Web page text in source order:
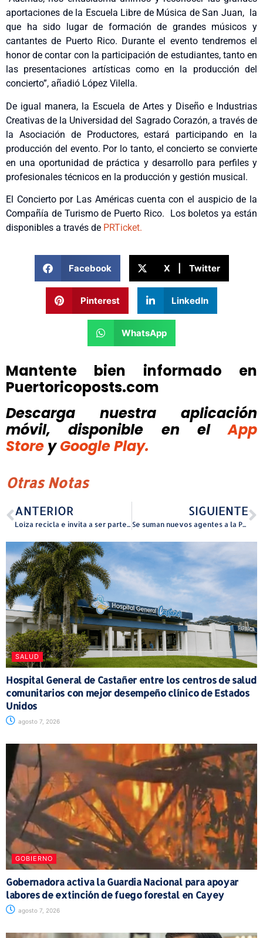
aportaciones de la Escuela Libre de Música de San Juan, la
que ha sido lugar de formación de grandes músicos y
cantantes de Puerto Rico. Durante el evento tendremos el
honor de contar con la participación de estudiantes, tanto en
las presentaciones artísticas como en la producción del
concierto”, añadió López Vilella.
De igual manera, la Escuela de Artes y Diseño e Industrias
Creativas de la Universidad del Sagrado Corazón, a través de
la Asociación de Productores, estará participando en la
producción del evento. Por lo tanto, el concierto se convierte
en una oportunidad de práctica y desarrollo para perfiles y
profesionales técnicos en la producción y gestión musical.
El Concierto por Las Américas cuenta con el auspicio de la
Compañía de Turismo de Puerto Rico. Los boletos ya están
disponibles a través de PRTicket.
Facebook X | Twitter
Pinterest LinkedIn
WhatsApp
Mantente bien informado en
Puertoricoposts.com
Descarga nuestra aplicación
móvil, disponible
en el
App
Store y Google Play.
Otras Notas
ANTERIOR
Loíza recicla e invita a ser parte del Pop-Up este sábado
SIGUIENTE
Se suman nuevos agentes a la Policía Municipal de Moca
SALUD
Hospital General de Castañer entre los centros de salud
comunitarios con mejor desempeño clínico de Estados
Unidos
agosto 7, 2026
GOBIERNO
Gobernadora activa la Guardia Nacional para apoyar
labores de extinción de fuego forestal en Cayey
agosto 7, 2026